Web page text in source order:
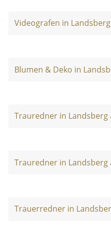
Videografen in
Blumen & Deko in
Trauredner in Landsberg
Trauredner in Landsberg
Trauerredner in